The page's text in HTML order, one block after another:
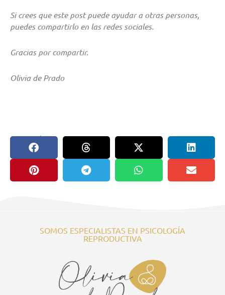
Si crees que este post puede ayudar a otras personas,
puedes compartirlo en las redes sociales.
Gracias por compartir.
Olivia de Prado
compartir en:
SOMOS ESPECIALISTAS EN PSICOLOGÍA
REPRODUCTIVA